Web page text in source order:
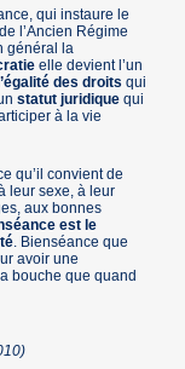
qui instaure le
l’Ancien Régime
général la
elle devient l’un
l’égalité des droitsqui
statut juridiquequi
à la vie
qu’il convient de
leur sexe, à leur
aux bonnes
est le
. Bienséance que
avoir une
bouche que quand